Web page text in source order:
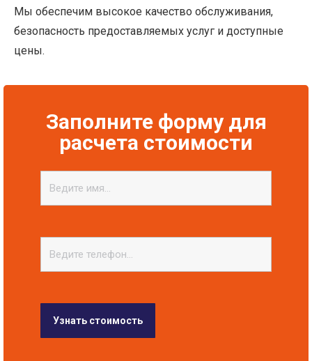
Мы обеспечим высокое качество обслуживания,
безопасность предоставляемых услуг и доступные
цены.
Заполните форму для
расчета стоимости